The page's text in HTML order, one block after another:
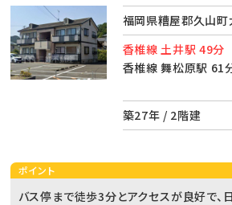
福岡県糟屋郡久山
香椎線 土井駅 49分
香椎線 舞松原駅 61
築27年 / 2階建
ポイント
バス停まで徒歩3分とアクセスが良好で、